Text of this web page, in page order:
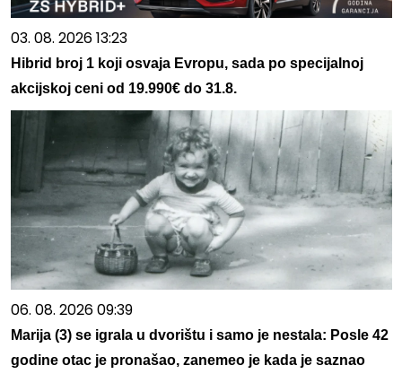
03. 08. 2026 13:23
Hibrid broj 1 koji osvaja Evropu, sada po specijalnoj
akcijskoj ceni od 19.990€ do 31.8.
06. 08. 2026 09:39
Marija (3) se igrala u dvorištu i samo je nestala: Posle 42
godine otac je pronašao, zanemeo je kada je saznao